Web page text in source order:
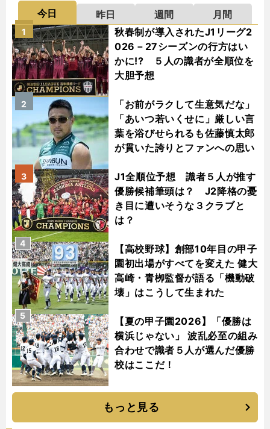
今日 昨日 週間
月間
秋春制が導入されたJ1リーグ2
026－27シーズンの行方はい
かに!? ５人の識者が全順位を
大胆予想
1
「お前がラクして生意気だな」
「あいつ若いくせに」厳しい言
葉を浴びせられるも佐藤慎太郎
が貫いた誇りとファンへの思い
2
J1全順位予想 識者５人が推す
優勝候補筆頭は？ J2降格の憂
き目に遭いそうな３クラブと
は？
3
【高校野球】創部10年目の甲子
園初出場がすべてを変えた 健大
高崎・青栁監督が語る「機動破
壊」はこうして生まれた
4
【夏の甲子園2026】「優勝は
横浜じゃない」 波乱必至の組み
合わせで識者５人が選んだ優勝
校はここだ！
5
もっと見る